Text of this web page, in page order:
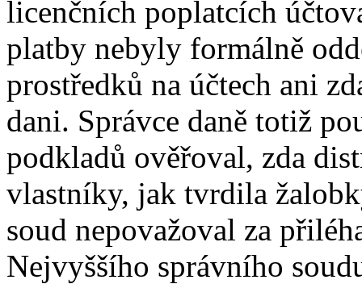
licenčních poplatcích
platby nebyly formálně
prostředků na účtech ani
dani. Správce daně totiž
podkladů ověřoval, zda
vlastníky, jak tvrdila
soud nepovažoval za
Nejvyššího správního